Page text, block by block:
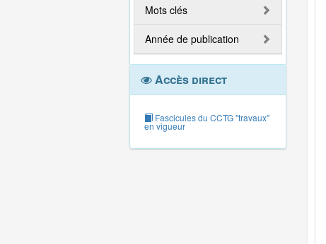
Mots clés
Année de publication
Accès direct
Fascicules du CCTG "travaux"
en vigueur